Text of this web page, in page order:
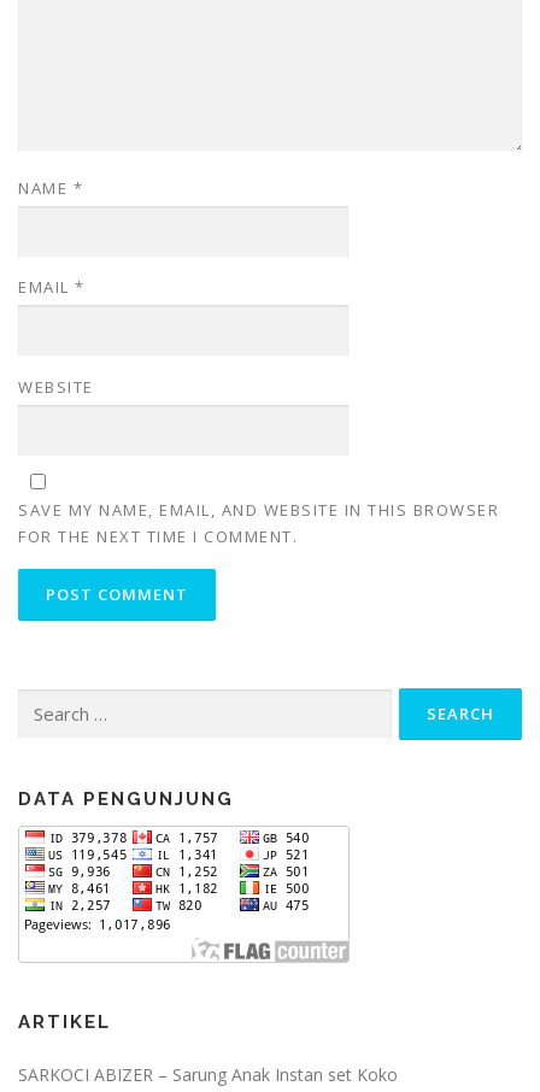
NAME *
EMAIL *
WEBSITE
SAVE MY NAME, EMAIL, AND WEBSITE IN THIS BROWSER
FOR THE NEXT TIME I COMMENT.
for:
DATA PENGUNJUNG
ARTIKEL
SARKOCI ABIZER – Sarung Anak Instan set Koko